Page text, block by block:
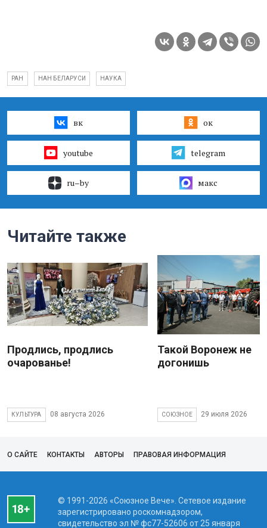
РАН НАН БЕЛАРУСИ НАУКА
вк ок
youtube telegram
ru–by макс
Читайте также
Продлись, продлись
очарованье!
КУЛЬТУРА 08 августа 2026
Такой Воронеж не
догонишь
СОЮЗНОЕ 29 июля 2026
О САЙТЕ КОНТАКТЫ АВТОРЫ ПРАВОВАЯ ИНФОРМАЦИЯ
© 1991-2026 «Союзное Вече». Сетевое издание
зарегистрировано роскомнадзором,
свидетельство эл № фc77-52606 от 25 января